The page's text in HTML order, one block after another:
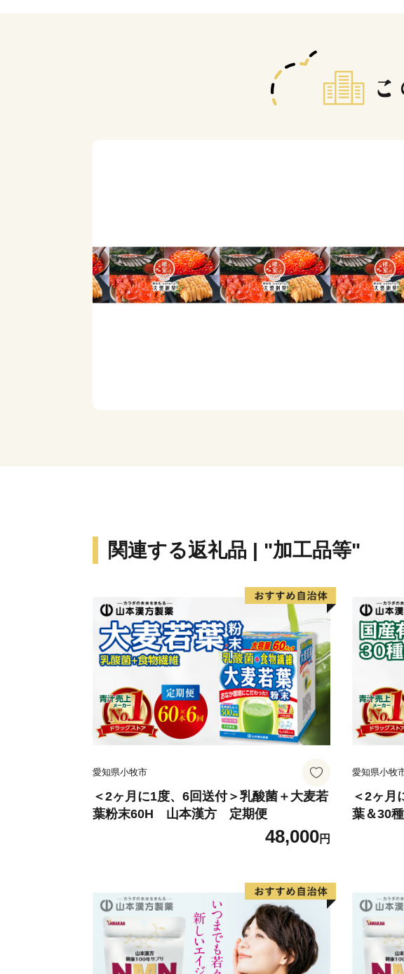
関連する返礼品 | "加工品等"
愛知県小牧市
＜2ヶ月に1度、6回送付＞乳酸菌＋大麦若
葉粉末60H 山本漢方 定期便
48,000円
愛知県小牧
＜2ヶ月
葉＆30